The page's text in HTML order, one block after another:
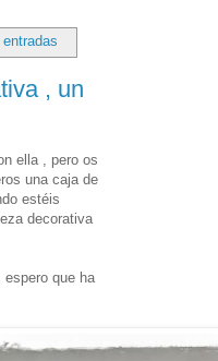
, un
ella , pero os
una caja de
estéis
decorativa
que ha